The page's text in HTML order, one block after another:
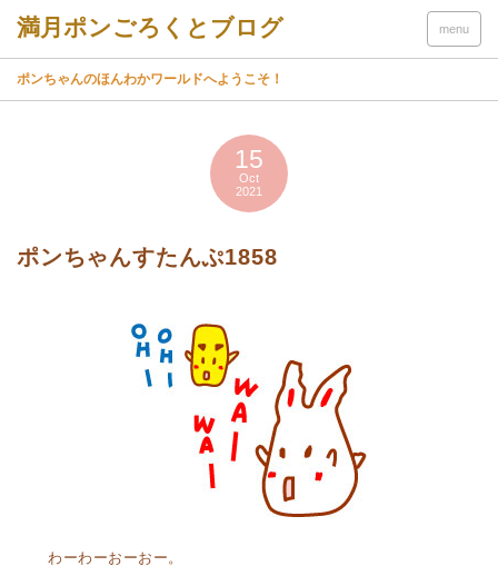
menu
ポンちゃんのほんわかワールドへようこそ！
15
Oct
2021
ポンちゃんすたんぷ1858
わーわーおーおー。